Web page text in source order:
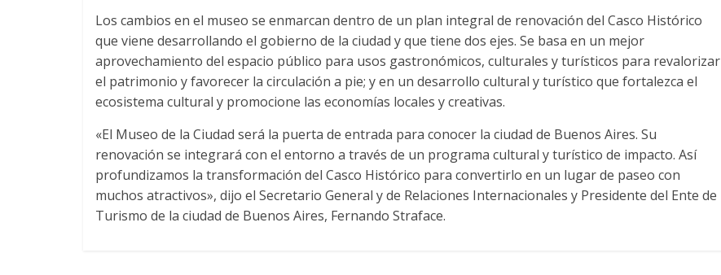
Los cambios en el museo se enmarcan dentro de un plan integral de renovación del Casco Histórico
que viene desarrollando el gobierno de la ciudad y que tiene dos ejes. Se basa en un mejor
aprovechamiento del espacio público para usos gastronómicos, culturales y turísticos para revalorizar
el patrimonio y favorecer la circulación a pie; y en un desarrollo cultural y turístico que fortalezca el
ecosistema cultural y promocione las economías locales y creativas.
«El Museo de la Ciudad será la puerta de entrada para conocer la ciudad de Buenos Aires. Su
renovación se integrará con el entorno a través de un programa cultural y turístico de impacto. Así
profundizamos la transformación del Casco Histórico para convertirlo en un lugar de paseo con
muchos atractivos», dijo el Secretario General y de Relaciones Internacionales y Presidente del Ente de
Turismo de la ciudad de Buenos Aires, Fernando Straface.